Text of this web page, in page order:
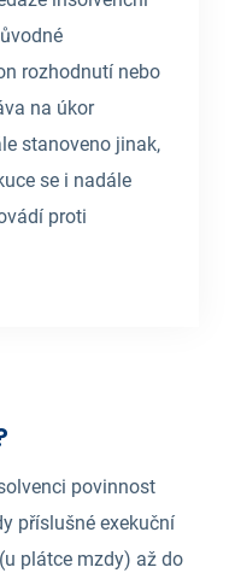
rozhodnutí nebo
na úkor
stanoveno jinak,
se i nadále
proti
povinnost
příslušné exekuční
plátce mzdy) až do